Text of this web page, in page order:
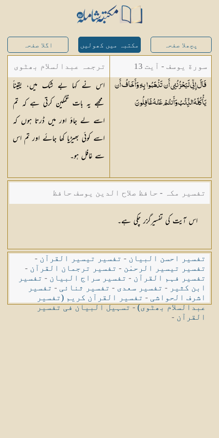
پچھلا صفحہ مکتبہ میں کھولیں اگلا صفحہ
سورة یوسف - آیت 13
قَالَ إِنِّي لَيَحْزُنُنِي أَن تَذْهَبُوا بِهِ وَأَخَافُ أَن
يَأْكُلَهُ الذِّئْبُ وَأَنتُمْ عَنْهُغَافِلُونَ
ترجمہ عبدالسلام بھٹوی
- عبدالسلام بن محمد
اس نے کہا بے شک میں، یقیناً
مجھے یہ بات غمگین کرتی ہے کہ تم
اسے لے جاؤ اور میں ڈرتا ہوں کہ
اسے کوئی بھیڑیا کھا جائے اور تم اس
سے غافل ہو۔
تفسیر مکہ - حافظ صلاح الدین یوسف حافظ
اس آیت کی تفسیرگزر چکی ہے۔
تفسیر احسن البیان - تفسیر تیسیر القرآن -
تفسیر تیسیر الرحمٰن - تفسیر ترجمان القرآن -
تفسیر فہم القرآن - تفسیر سراج البیان - تفسیر
ابن کثیر - تفسیر سعدی - تفسیر ثنائی - تفسیر
اشرف الحواشی - تفسیر القرآن کریم (تفسیر
عبدالسلام بھٹوی)-تسہیل البیان فی تفسیر
القرآن -